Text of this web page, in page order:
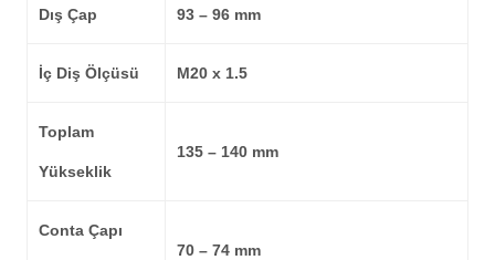
Dış Çap 93 – 96 mm
İç Diş Ölçüsü M20 x 1.5
Toplam
Yükseklik
135 – 140 mm
Conta Çapı
70 – 74 mm